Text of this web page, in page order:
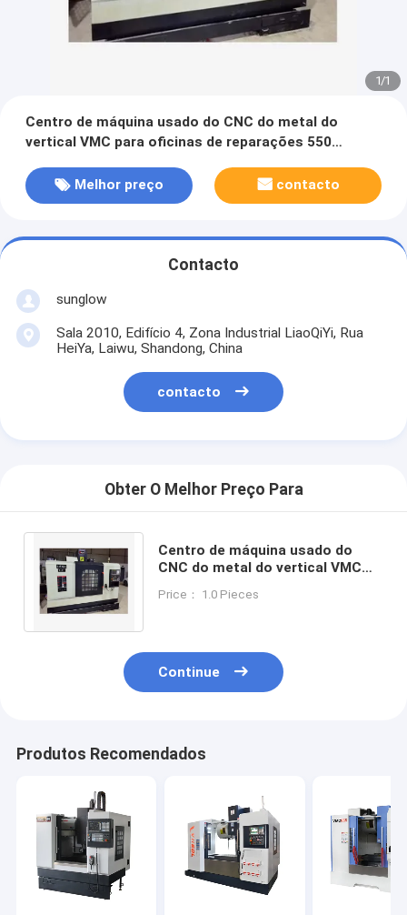
1/1
Centro de máquina usado do CNC do metal do
vertical VMC para oficinas de reparações 550
Melhor preço
contacto
Contacto
sunglow
Sala 2010, Edifício 4, Zona Industrial LiaoQiYi, Rua
HeiYa, Laiwu, Shandong, China
contacto
Obter O Melhor Preço Para
Centro de máquina usado do
CNC do metal do vertical VMC
quilogramas
Price： 1.0 Pieces
Continue
Produtos Recomendados